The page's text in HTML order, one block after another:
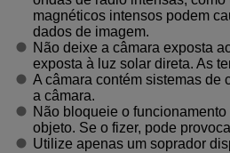
magnéticos intensos podem
dados de imagem.
Não deixe a câmara exposta
exposta à luz solar direta. As
A câmara contém sistemas de
a câmara.
Não bloqueie o
objeto. Se o fizer, pode
Utilize apenas um soprador